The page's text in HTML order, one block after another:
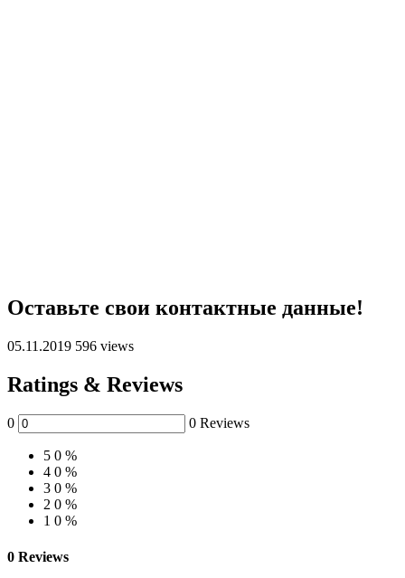
Оставьте свои контактные данные!
05.11.2019 596 views
Ratings & Reviews
0 0 Reviews
5 0 %
4 0 %
3 0 %
2 0 %
1 0 %
0 Reviews